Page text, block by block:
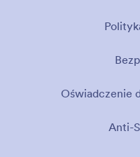
Oświadczenie
Anti-